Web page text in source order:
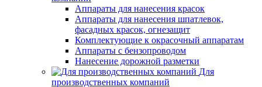
Аппараты для нанесения красок
Аппараты для нанесения шпатлевок,
фасадных красок, огнезащит
Комплектующие к окрасочный аппаратам
Аппараты с бензопроводом
Нанесение дорожной разметки
Для
производственных компаний